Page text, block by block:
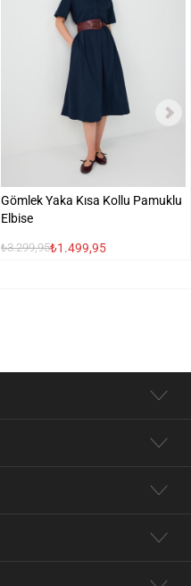
Gömlek Yaka Kısa Kollu Pamuklu
Elbise
₺3.299,95₺1.499,95